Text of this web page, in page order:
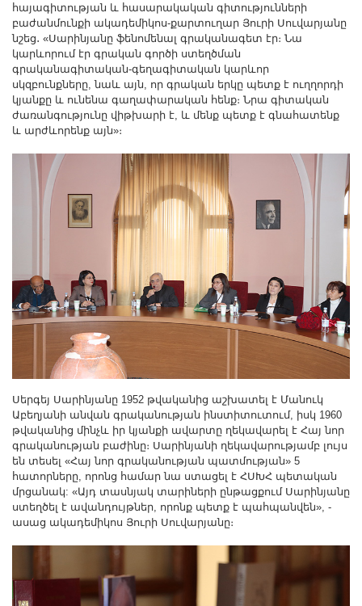
Sitemap
Search
հայագիտության և հասարակական գիտությունների
բաժանմունքի ակադեմիկոս-քարտուղար Յուրի Սուվարյանը
նշեց․ «Սարինյանը ֆենոմենալ գրականագետ էր։ Նա
կարևորում էր գրական գործի ստեղծման
գրականագիտական-գեղագիտական կարևոր
սկզբունքները, նաև այն, որ գրական երկը պետք է ուղղորդի
կյանքը և ունենա գաղափարական հենք։ Նրա գիտական
ժառանգությունը վիթխարի է, և մենք պետք է գնահատենք
և արժևորենք այն»։
Սերգեյ Սարինյանը 1952 թվականից աշխատել է Մանուկ
Աբեղյանի անվան գրականության ինստիտուտում, իսկ 1960
թվականից մինչև իր կյանքի ավարտը ղեկավարել է Հայ նոր
գրականության բաժինը։ Սարինյանի ղեկավարությամբ լույս
են տեսել «Հայ նոր գրականության պատմության» 5
հատորները, որոնց համար նա ստացել է ՀՍԽՀ պետական
մրցանակ: «Այդ տասնյակ տարիների ընթացքում Սարինյանը
ստեղծել է ավանդույթներ, որոնք պետք է պահպանվեն», -
ասաց ակադեմիկոս Յուրի Սուվարյանը։